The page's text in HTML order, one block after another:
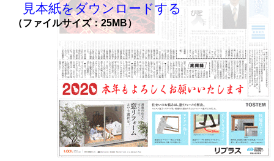
見本紙をダウンロードする
（ファイルサイズ：25MB）